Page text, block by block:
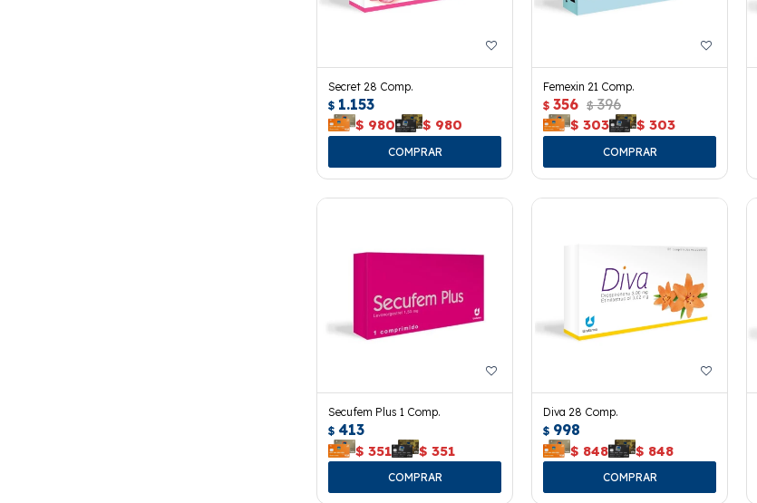
Secret 28 Comp.
$ 1.153
$ 980 $ 980
Femexin 21 Comp.
$ 356 $ 396
$ 303 $ 303
Secufem Plus 1 Comp.
$ 413
$ 351 $ 351
Diva 28 Comp.
$ 998
$ 848 $ 848